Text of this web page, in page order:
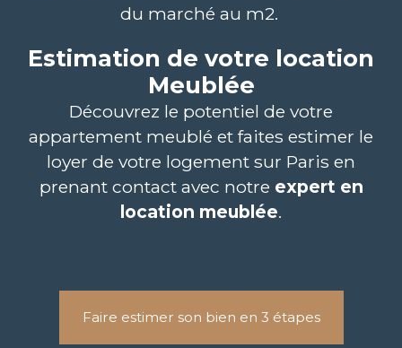
du marché au m2.
Estimation de votre location
Meublée
Découvrez le potentiel de votre
appartement meublé et faites estimer le
loyer de votre logement sur Paris en
prenant contact avec notre expert en
location meublée.
Faire estimer son bien en 3 étapes